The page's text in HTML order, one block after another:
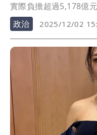
實際負擔超過5,178億
政治
2025/12/02